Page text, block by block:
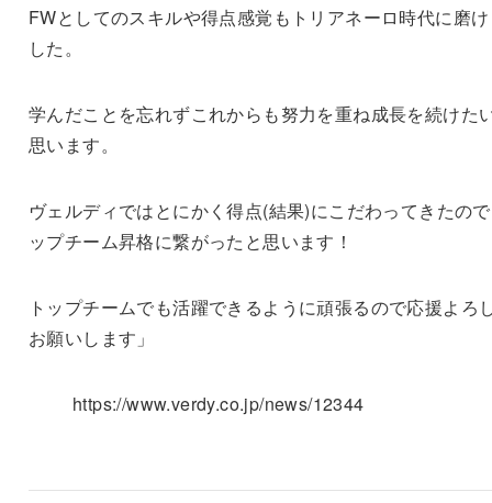
FWとしてのスキルや得点感覚もトリアネーロ時代に磨
した。
学んだことを忘れずこれからも努力を重ね成長を続けた
思います。
ヴェルディではとにかく得点(結果)にこだわってきたの
ップチーム昇格に繋がったと思います！
トップチームでも活躍できるように頑張るので応援よろ
お願いします」
https://www.verdy.co.jp/news/12344